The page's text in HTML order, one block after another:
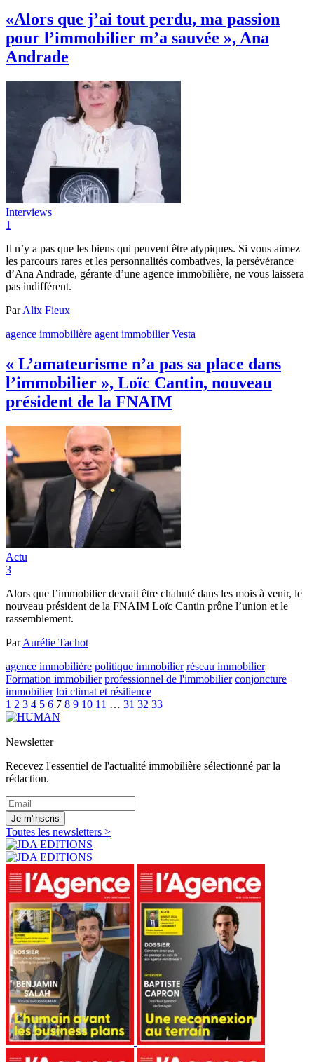
«Alors que j’ai tout perdu, ma passion
pour l’immobilier m’a sauvée », Ana
Andrade
Interviews
1
Il n’y a pas que les biens qui peuvent être atypiques. Si vous aimez
les parcours rares et les personnalités combatives, la persévérance
d’Ana Andrade, gérante d’une agence immobilière, ne vous laissera
pas indifférent.
ParAlix Fieux
agence immobilière agent immobilier Vesta
« L’amateurisme n’a pas sa place dans
l’immobilier », Loïc Cantin, nouveau
président de la FNAIM
Actu
3
Alors que l’immobilier devrait être chahuté dans les mois à venir, le
nouveau président de la FNAIM Loïc Cantin prône l’union et le
rassemblement.
ParAurélie Tachot
agence immobilière politique immobilier réseau immobilier
Formation immobilier professionnel de l'immobilier conjoncture
immobilier loi climat et résilience
1 2 3 4 5 6 7 8 9 10 11 … 31 32 33
Newsletter
Recevez l'essentiel de l'actualité immobilière sélectionné par la
rédaction.
Je m'inscris
Toutes les newsletters >